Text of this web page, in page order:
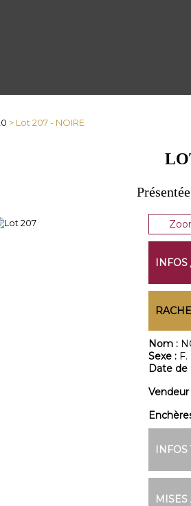
> Lot 207 - NOIRE
INFOS
Nom :
Sexe : F.
Date de
Vendeur
INFOS
MISES